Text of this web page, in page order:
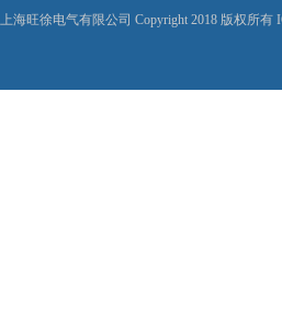
上海旺徐电气有限公司 Copyright 2018 版权所有